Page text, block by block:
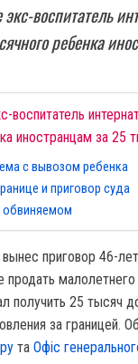
воспитатель
ребенка
воспитатель
иностранцам за 25
с вывозом ребенка
и приговор суда
обвиняемом
приговор 46-
продать
получить 25 тысяч
за границей.
та Офіс